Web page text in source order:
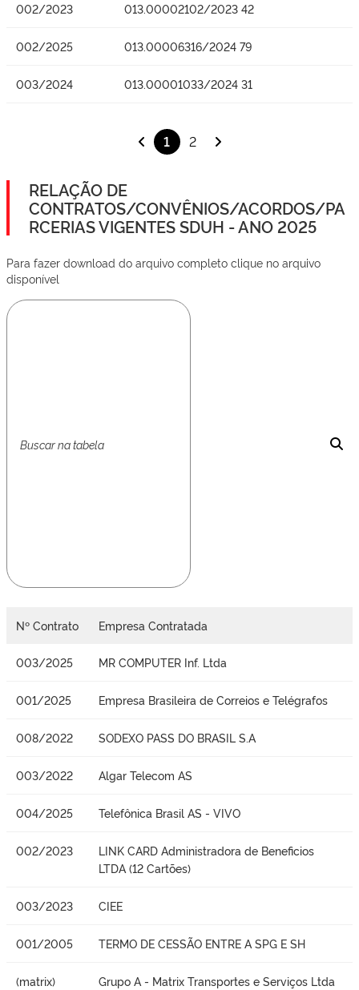
002/2023 013.00002102/2023 42
002/2025 013.00006316/2024 79
003/2024 013.00001033/2024 31
1 2
RELAÇÃO DE
CONTRATOS/CONVÊNIOS/ACORDOS/PA
RCERIAS VIGENTES SDUH - ANO 2025
Para fazer download do arquivo completo clique no arquivo
disponível
Nº Contrato Empresa Contratada
003/2025 MR COMPUTER Inf. Ltda
001/2025 Empresa Brasileira de Correios e Telégrafos
008/2022 SODEXO PASS DO BRASIL S.A
003/2022 Algar Telecom AS
004/2025 Telefônica Brasil AS - VIVO
002/2023
LINK CARD Administradora de Beneficios
LTDA (12 Cartões)
003/2023 CIEE
001/2005 TERMO DE CESSÃO ENTRE A SPG E SH
(matrix)
Grupo A - Matrix Transportes e Serviços Ltda